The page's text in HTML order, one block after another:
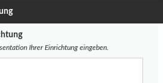
Ihrer Einrichtung eingeben.